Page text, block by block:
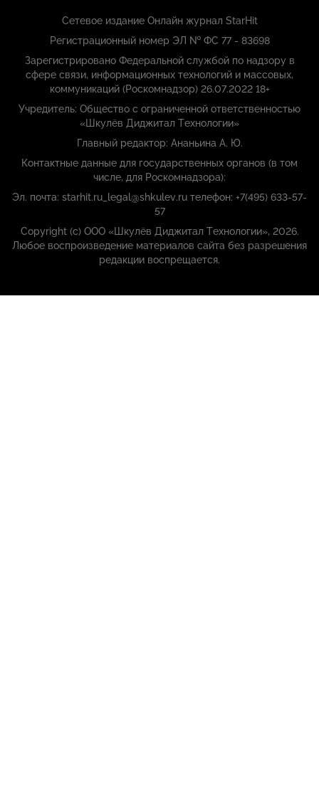
Сетевое издание Онлайн журнал StarHit
Регистрационный номер ЭЛ № ФС 77 - 83698
Зарегистрировано Федеральной службой по надзору в
сфере связи, информационных технологий и массовых,
коммуникаций (Роскомнадзор) 26.07.2022 18+
Учредитель: Общество с ограниченной ответственностью
«Шкулёв Диджитал Технологии»
Главный редактор: Ананьина А. Ю.
Контактные данные для государственных органов (в том
числе, для Роскомнадзора):
Эл. почта: starhit.ru_legal@shkulev.ru телефон: +7(495) 633-57-
57
Copyright (с) ООО «Шкулёв Диджитал Технологии», 2026.
Любое воспроизведение материалов сайта без разрешения
редакции воспрещается.